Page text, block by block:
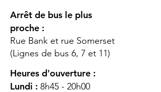
Arrêt de bus le plus
proche :
Rue Bank et rue Somerset
(Lignes de bus 6, 7 et 11)
Heures d'ouverture :
Lundi : 8h45 - 20h00